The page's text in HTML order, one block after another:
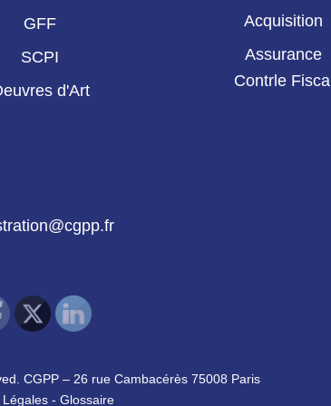
GFF
SCPI
d'Art
Acquisition
Assurance
Contrle Fiscal
CGPP – 26 rue Cambacérès 75008 Paris
- Glossaire